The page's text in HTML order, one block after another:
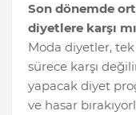
Son dönemde
diyetlere karşı
Moda diyetler, tek
sürece karşı
yapacak diyet
ve hasar